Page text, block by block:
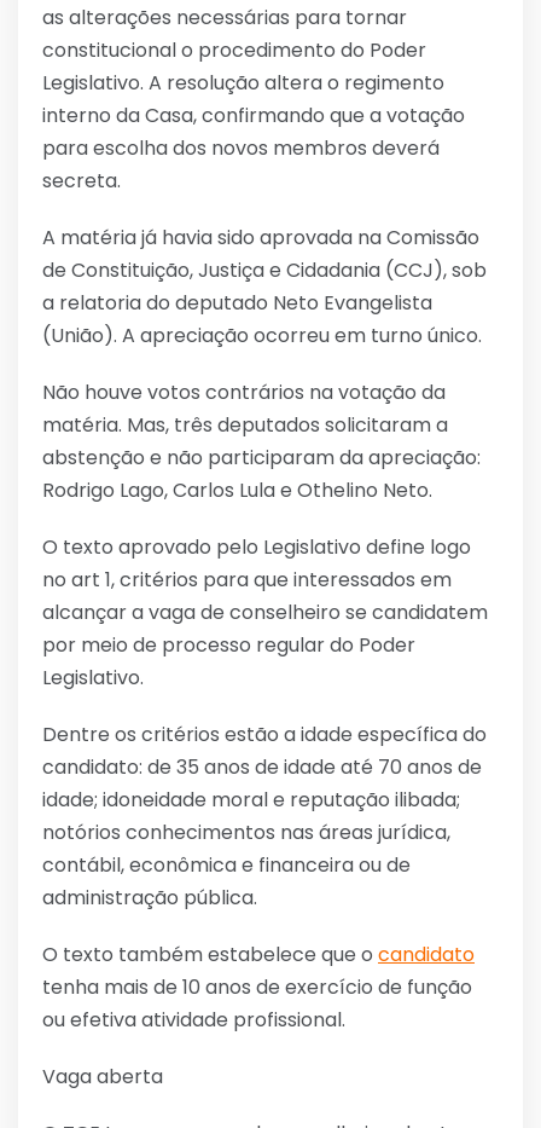
as alterações necessárias para tornar
constitucional o procedimento do Poder
Legislativo. A resolução altera o regimento
interno da Casa, confirmando que a votação
para escolha dos novos membros deverá
secreta.
A matéria já havia sido aprovada na Comissão
de Constituição, Justiça e Cidadania (CCJ), sob
a relatoria do deputado Neto Evangelista
(União). A apreciação ocorreu em turno único.
Não houve votos contrários na votação da
matéria. Mas, três deputados solicitaram a
abstenção e não participaram da apreciação:
Rodrigo Lago, Carlos Lula e Othelino Neto.
O texto aprovado pelo Legislativo define logo
no art 1, critérios para que interessados em
alcançar a vaga de conselheiro se candidatem
por meio de processo regular do Poder
Legislativo.
Dentre os critérios estão a idade específica do
candidato: de 35 anos de idade até 70 anos de
idade; idoneidade moral e reputação ilibada;
notórios conhecimentos nas áreas jurídica,
contábil, econômica e financeira ou de
administração pública.
O texto também estabelece que o candidato
tenha mais de 10 anos de exercício de função
ou efetiva atividade profissional.
Vaga aberta